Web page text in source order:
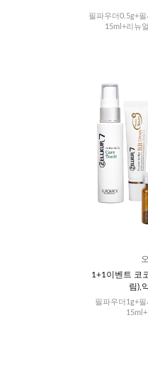
필파우더0.5g+
15ml+리뉴
1+1이벤트 코
림),
필파우더1g+